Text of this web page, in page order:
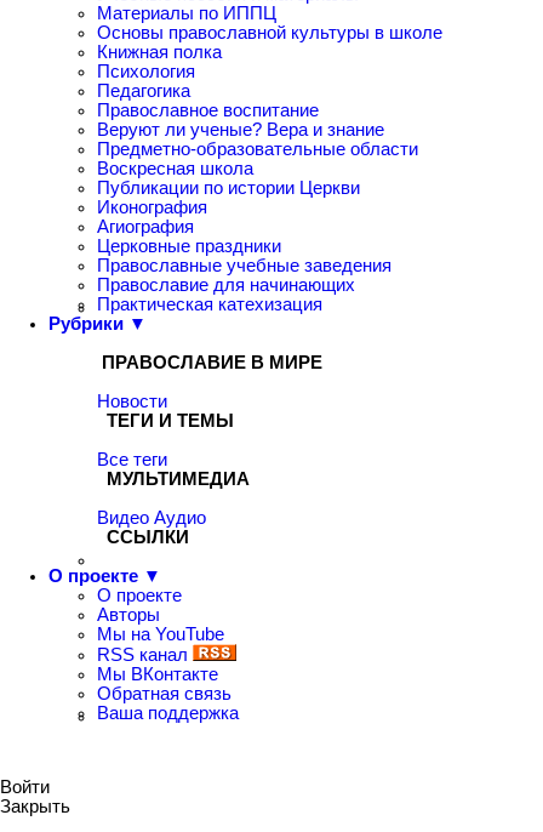
Материалы по ИППЦ
Основы православной культуры в школе
Книжная полка
Психология
Педагогика
Православное воспитание
Веруют ли ученые? Вера и знание
Предметно-образовательные области
Воскресная школа
Публикации по истории Церкви
Иконография
Агиография
Церковные праздники
Православные учебные заведения
Православие для начинающих
Практическая катехизация
Рубрики ▼
ПРАВОСЛАВИЕ В МИРЕ
Новости
ТЕГИ И ТЕМЫ
Все теги
МУЛЬТИМЕДИА
Видео Аудио
ССЫЛКИ
О проекте ▼
О проекте
Авторы
Мы на YouTube
RSS канал
Мы ВКонтакте
Обратная связь
Ваша поддержка
Войти
Закрыть